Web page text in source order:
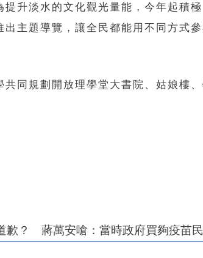
升淡水的文化觀光量能，今年起積
主題導覽，讓全民都能用不同方式
同規劃開放理學堂大書院、姑娘樓
歉？ 蔣萬安嗆：當時政府買夠疫苗